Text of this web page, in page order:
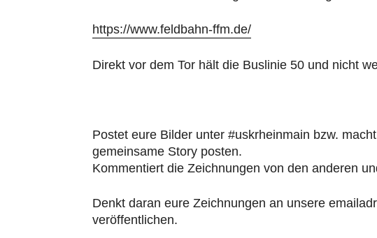
https://www.feldbahn-ffm.de/
Direkt vor dem Tor hält die Buslinie 50 und nicht
Postet eure Bilder unter #uskrheinmain bzw.
gemeinsame Story posten.
Kommentiert die Zeichnungen von den anderen
Denkt daran eure Zeichnungen an unsere
veröffentlichen.